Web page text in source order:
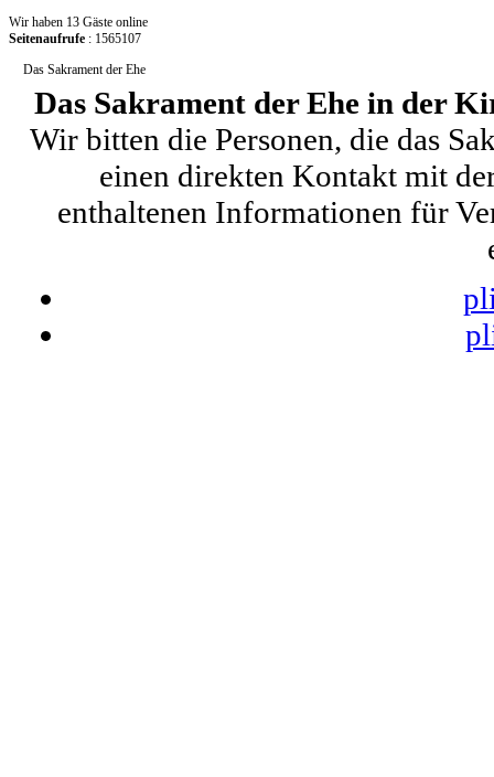
Wir haben 13 Gäste online
Seitenaufrufe : 1565107
Das Sakrament der Ehe
Das Sakrament der Ehe in der
Wir bitten die Personen, die das
einen direkten Kontakt mit
enthaltenen Informationen für